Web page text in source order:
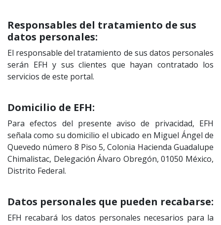
Responsables del tratamiento de sus
datos personales:
El responsable del tratamiento de sus datos personales
serán EFH y sus clientes que hayan contratado los
servicios de este portal.
Domicilio de EFH:
Para efectos del presente aviso de privacidad, EFH
señala como su domicilio el ubicado en Miguel Ángel de
Quevedo número 8 Piso 5, Colonia Hacienda Guadalupe
Chimalistac, Delegación Álvaro Obregón, 01050 México,
Distrito Federal.
Datos personales que pueden recabarse:
EFH recabará los datos personales necesarios para la